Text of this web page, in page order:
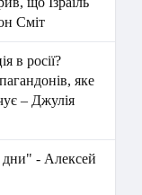
Сміт
в росії?
яке
– Джулія
- Алексей